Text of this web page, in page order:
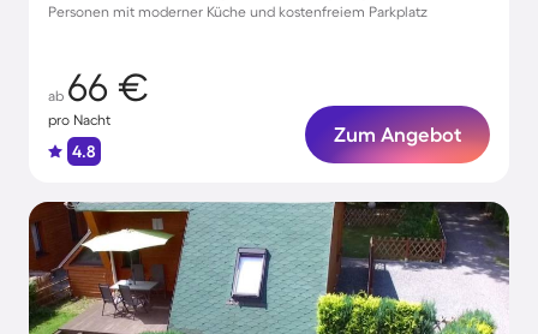
Personen mit moderner Küche und kostenfreiem Parkplatz
ab 66 €
pro Nacht
4.8
Zum Angebot